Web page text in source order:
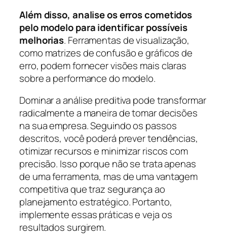
Além disso, analise os erros cometidos
pelo modelo para identificar possíveis
melhorias. Ferramentas de visualização,
como matrizes de confusão e gráficos de
erro, podem fornecer visões mais claras
sobre a performance do modelo.
Dominar a análise preditiva pode transformar
radicalmente a maneira de tomar decisões
na sua empresa. Seguindo os passos
descritos, você poderá prever tendências,
otimizar recursos e minimizar riscos com
precisão. Isso porque não se trata apenas
de uma ferramenta, mas de uma vantagem
competitiva que traz segurança ao
planejamento estratégico. Portanto,
implemente essas práticas e veja os
resultados surgirem.